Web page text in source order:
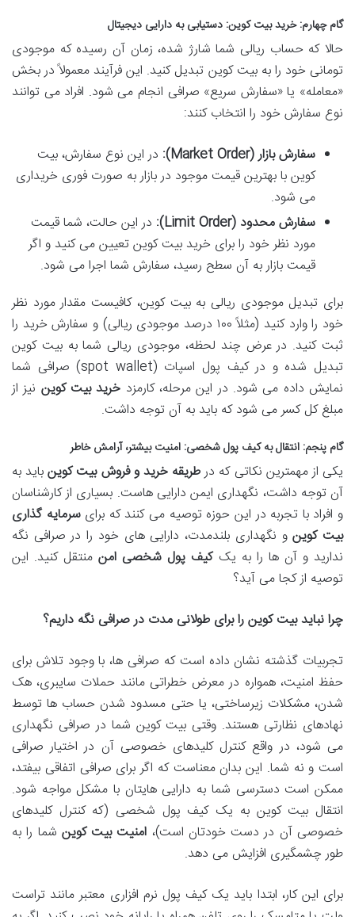
گام چهارم: خرید بیت کوین: دستیابی به دارایی دیجیتال
حالا که حساب ریالی شما شارژ شده، زمان آن رسیده که موجودی
تومانی خود را به بیت کوین تبدیل کنید. این فرآیند معمولاً در بخش
«معامله» یا «سفارش سریع» صرافی انجام می شود. افراد می توانند
نوع سفارش خود را انتخاب کنند:
سفارش بازار (Market Order):
در این نوع سفارش، بیت
کوین با بهترین قیمت موجود در بازار به صورت فوری خریداری
می شود.
سفارش محدود (Limit Order):
در این حالت، شما قیمت
مورد نظر خود را برای خرید بیت کوین تعیین می کنید و اگر
قیمت بازار به آن سطح رسید، سفارش شما اجرا می شود.
برای تبدیل موجودی ریالی به بیت کوین، کافیست مقدار مورد نظر
خود را وارد کنید (مثلاً ۱۰۰ درصد موجودی ریالی) و سفارش خرید را
ثبت کنید. در عرض چند لحظه، موجودی ریالی شما به بیت کوین
تبدیل شده و در کیف پول اسپات (spot wallet) صرافی شما
نمایش داده می شود. در این مرحله، کارمزد خرید بیت کوین نیز از
مبلغ کل کسر می شود که باید به آن توجه داشت.
گام پنجم: انتقال به کیف پول شخصی: امنیت بیشتر، آرامش خاطر
یکی از مهمترین نکاتی که درطریقه خرید و فروش بیت کوینباید به
آن توجه داشت، نگهداری ایمن دارایی هاست. بسیاری از کارشناسان
و افراد با تجربه در این حوزه توصیه می کنند که برایسرمایه گذاری
بیت کوینو نگهداری بلندمدت، دارایی های خود را در صرافی نگه
ندارید و آن ها را به یککیف پول شخصی امنمنتقل کنید. این
توصیه از کجا می آید؟
چرا نباید بیت کوین را برای طولانی مدت در صرافی نگه داریم؟
تجربیات گذشته نشان داده است که صرافی ها، با وجود تلاش برای
حفظ امنیت، همواره در معرض خطراتی مانند حملات سایبری، هک
شدن، مشکلات زیرساختی، یا حتی مسدود شدن حساب ها توسط
نهادهای نظارتی هستند. وقتی بیت کوین شما در صرافی نگهداری
می شود، در واقع کنترل کلیدهای خصوصی آن در اختیار صرافی
است و نه شما. این بدان معناست که اگر برای صرافی اتفاقی بیفتد،
ممکن است دسترسی شما به دارایی هایتان با مشکل مواجه شود.
انتقال بیت کوین به یک کیف پول شخصی (که کنترل کلیدهای
خصوصی آن در دست خودتان است)، امنیت بیت کوین شما را به
طور چشمگیری افزایش می دهد.
برای این کار، ابتدا باید یک کیف پول نرم افزاری معتبر مانند تراست